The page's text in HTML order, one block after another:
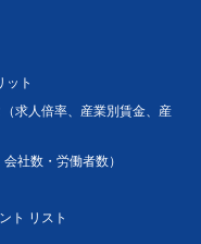
ット
求人倍率、産業別賃金、産
社数・労働者数）
ト リスト